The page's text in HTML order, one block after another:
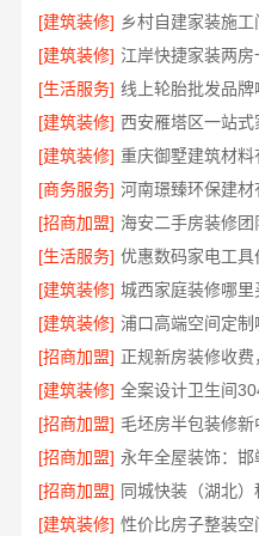
[建筑装修]
[建筑装修]
[生活服务] 线上轮胎批发品
[建筑装修]
[建筑装修]
[商务服务] 河南璟臻环保建
[招商加盟]
[生活服务]
[建筑装修]
[建筑装修] 浦口高端空间定
[招商加盟] 正规新房装修收费
[建筑装修] 全案设计卫生间
[招商加盟] 毛坯房半包装修
[招商加盟] 永年全屋装饰：邯
[招商加盟]
[建筑装修]